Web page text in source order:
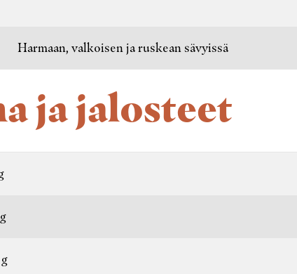
Harmaan, valkoisen ja ruskean sävyissä
ja jalosteet